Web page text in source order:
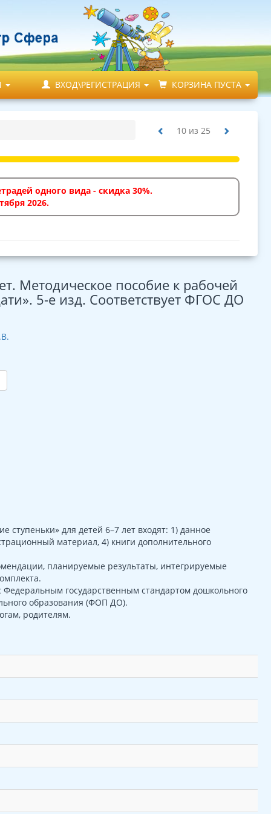
ВХОД\РЕГИСТРАЦИЯ КОРЗИНА ПУСТА
10 из 25
одного вида - скидка 30%.
2026.
Методическое пособие к рабочей
5-е изд. Соответствует ФГОС ДО
для детей 6–7 лет входят: 1) данное
материал, 4) книги дополнительного
планируемые результаты, интегрируемые
государственным стандартом дошкольного
образования (ФОП ДО).
родителям.